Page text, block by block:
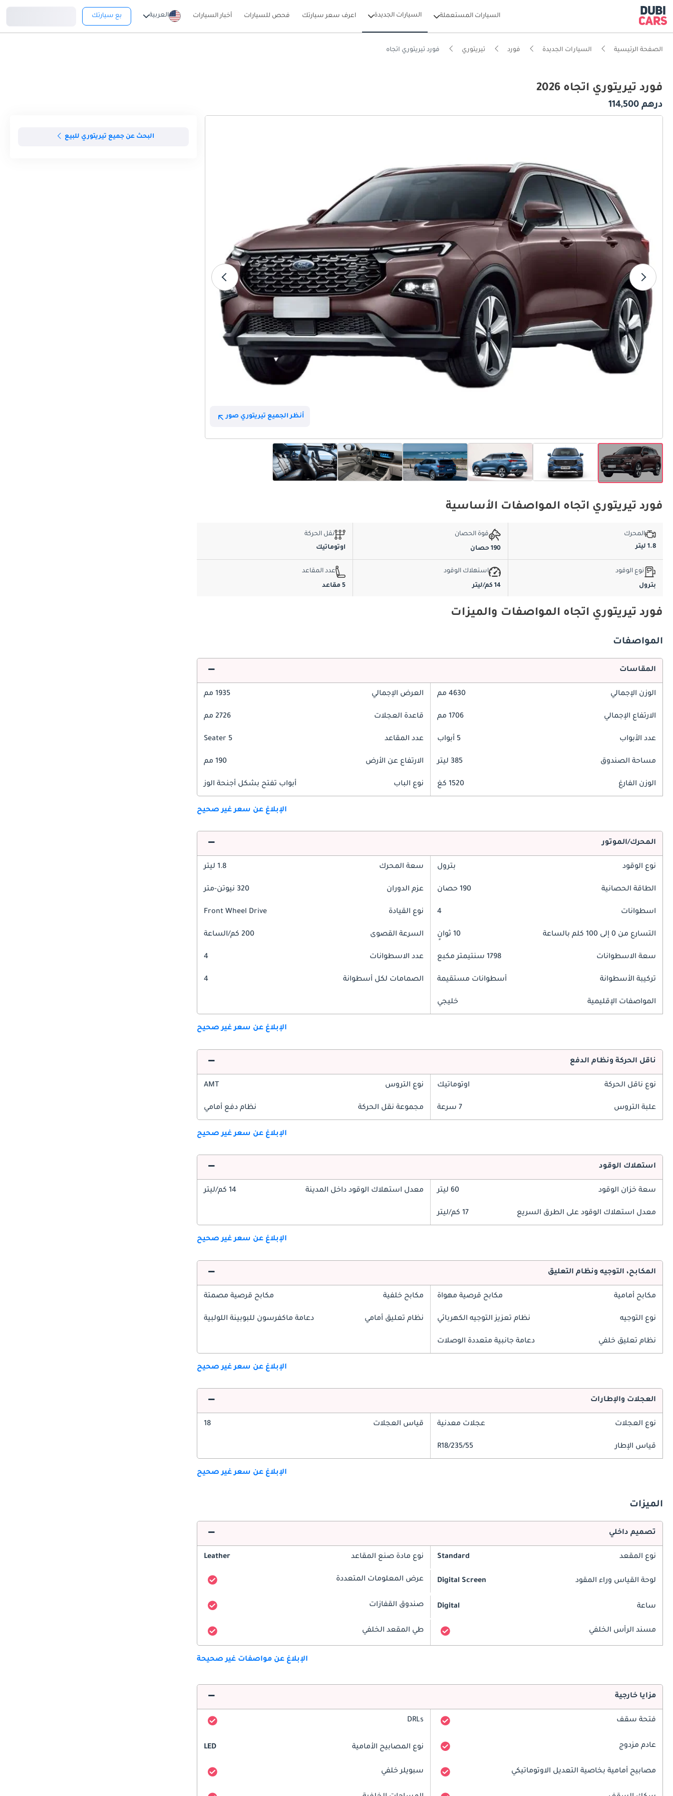
السيارات المستعملة السيارات الجديدة اعرف سعر سيارتك فحص للسيارات أخبار السيارات العربية بع سيارتك
الصفحة الرئيسية السيارات الجديدة فورد تيريتوري فورد تيريتوري اتجاه
فورد تيريتوري اتجاه 2026
درهم 114,500
أنظر الجميع تيريتوري صور
البحث عن جميع تيريتوري للبيع
فورد تيريتوري اتجاه المواصفات الأساسية
المحرك
1.8 ليتر
قوة الحصان
190 حصان
نقل الحركة
اوتوماتيك
نوع الوقود
بترول
استهلاك الوقود
14 كم/ليتر
عدد المقاعد
5 مقاعد
فورد تيريتوري اتجاه المواصفات والميزات
المواصفات
المقاسات
الوزن الإجمالي 4630 مم العرض الإجمالي 1935 مم
الارتفاع الإجمالي 1706 مم قاعدة العجلات 2726 مم
عدد الأبواب 5 أبواب عدد المقاعد 5 Seater
مساحة الصندوق 385 ليتر الارتفاع عن الأرض 190 مم
الوزن الفارغ 1520 كغ نوع الباب أبواب تفتح بشكل أجنحة الوز
الإبلاغ عن سعر غير صحيح
المحرك/الموتور
نوع الوقود بترول سعة المحرك 1.8 ليتر
الطاقة الحصانية 190 حصان عزم الدوران 320 نيوتن-متر
اسطوانات 4 نوع القيادة Front Wheel Drive
التسارع من 0 إلى 100 كلم بالساعة 10 ثوانٍ السرعة القصوى 200 كم/الساعة
سعة الاسطوانات 1798 سنتيمتر مكبع عدد الاسطوانات 4
تركيبة الأسطوانة أسطوانات مستقيمة الصمامات لكل أسطوانة 4
المواصفات الإقليمية خليجي
الإبلاغ عن سعر غير صحيح
ناقل الحركة ونظام الدفع
نوع ناقل الحركة اوتوماتيك نوع التروس AMT
علبة التروس 7 سرعة مجموعة نقل الحركة نظام دفع أمامي
الإبلاغ عن سعر غير صحيح
استهلاك الوقود
سعة خزان الوقود 60 ليتر معدل استهلاك الوقود داخل المدينة 14 كم/ليتر
معدل استهلاك الوقود على الطرق السريع 17 كم/ليتر
الإبلاغ عن سعر غير صحيح
المكابح، التوجيه ونظام التعليق
مكابح أمامية مكابح قرصية مهواة مكابح خلفية مكابح قرصية مصمتة
نوع التوجيه نظام تعزيز التوجيه الكهربائي نظام تعليق أمامي دعامة ماكفرسون للبوبينة اللولبية
نظام تعليق خلفي دعامة جانبية متعددة الوصلات
الإبلاغ عن سعر غير صحيح
العجلات والإطارات
نوع العجلات عجلات معدنية قياس العجلات 18
قياس الإطار 235/55/R18
الإبلاغ عن سعر غير صحيح
الميزات
تصميم داخلي
نوع المقعد Standard نوع مادة صنع المقاعد Leather
لوحة القياس وراء المقود Digital Screen عرض المعلومات المتعددة
ساعة Digital صندوق القفازات
مسند الرأس الخلفي طي المقعد الخلفي
الإبلاغ عن مواصفات غير صحيحة
مزايا خارجية
فتحة سقف DRLs
عادم مزدوج نوع المصابيح الأمامية LED
مصابيح أمامية بخاصية التعديل الاوتوماتيكي سبويلر خلفي